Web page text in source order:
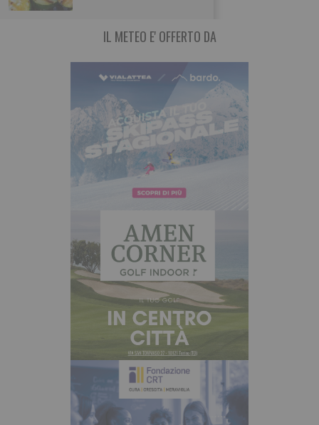
IL METEO E' OFFERTO DA